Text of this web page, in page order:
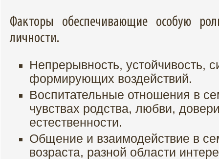
Факторы обеспечивающие особую
личности.
Непрерывность, устойчивость,
формирующих воздействий.
Воспитательные отношения в
чувствах родства, любви,
естественности.
Общение и взаимодействие в
возраста, разной области